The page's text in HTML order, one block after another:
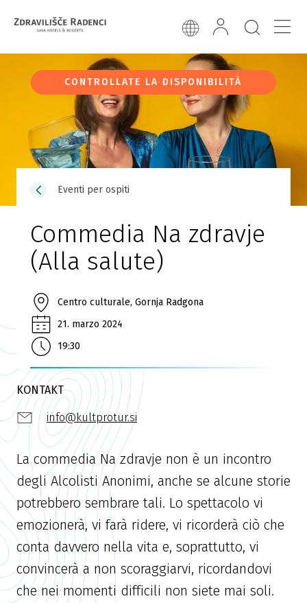
CONTROLLATE LA DISPONIBILITÀ
Eventi per ospiti
Commedia Na zdravje
(Alla salute)
Centro culturale, Gornja Radgona
21. marzo 2024
19:30
KONTAKT
info@kultprotur.si
La commedia Na zdravje non è un incontro
degli Alcolisti Anonimi, anche se alcune storie
potrebbero sembrare tali. Lo spettacolo vi
emozionerà, vi farà ridere, vi ricorderà ciò che
conta davvero nella vita e, soprattutto, vi
convincerà a non scoraggiarvi, ricordandovi
che nei momenti difficili non siete mai soli.